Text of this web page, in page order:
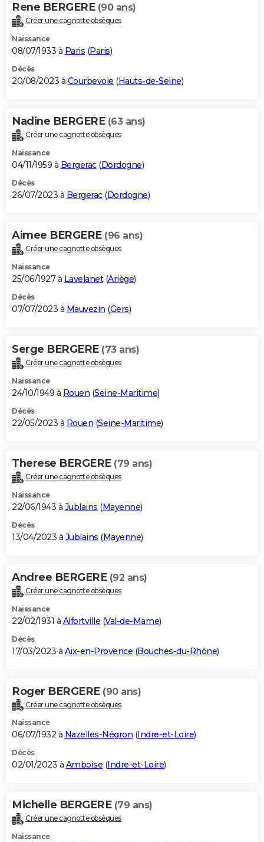
Rene BERGERE (90 ans)
Créer une cagnotte obsèques
Naissance
08/07/1933 à Paris (Paris)
Décès
20/08/2023 à Courbevoie (Hauts-de-Seine)
Nadine BERGERE (63 ans)
Créer une cagnotte obsèques
Naissance
04/11/1959 à Bergerac(Dordogne)
Décès
26/07/2023 à Bergerac(Dordogne)
Aimee BERGERE (96 ans)
Créer une cagnotte obsèques
Naissance
25/06/1927 à Lavelanet(Ariège)
Décès
07/07/2023 à Mauvezin (Gers)
Serge BERGERE (73 ans)
Créer une cagnotte obsèques
Naissance
24/10/1949 à Rouen (Seine-Maritime)
Décès
22/05/2023 à Rouen (Seine-Maritime)
Therese BERGERE (79 ans)
Créer une cagnotte obsèques
Naissance
22/06/1943 à Jublains (Mayenne)
Décès
13/04/2023 à Jublains (Mayenne)
Andree BERGERE (92 ans)
Créer une cagnotte obsèques
Naissance
22/02/1931 à Alfortville (Val-de-Marne)
Décès
17/03/2023 à Aix-en-Provence (Bouches-du-Rhône)
Roger BERGERE (90 ans)
Créer une cagnotte obsèques
Naissance
06/07/1932 à Nazelles-Négron (Indre-et-Loire)
Décès
02/01/2023 à Amboise (Indre-et-Loire)
Michelle BERGERE (79 ans)
Créer une cagnotte obsèques
Naissance